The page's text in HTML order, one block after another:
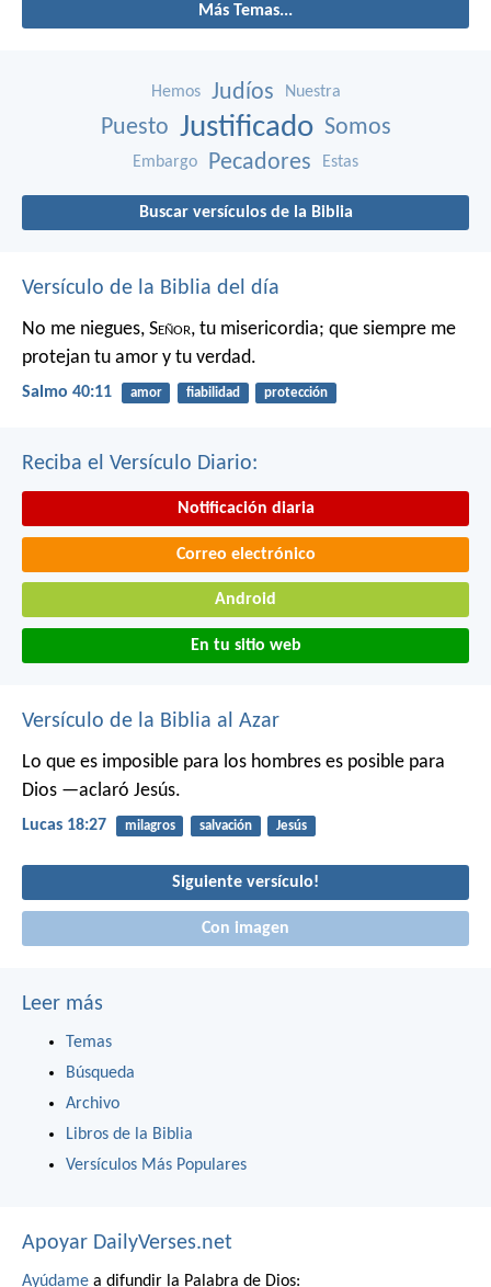
Más Temas...
Hemos Judíos Nuestra
Puesto Justificado Somos
Embargo Pecadores Estas
Buscar versículos de la Biblia
Versículo de la Biblia del día
No me niegues, Señor, tu misericordia; que siempre me
protejan tu amor y tu verdad.
Salmo 40:11 amor fiabilidad protección
Reciba el Versículo Diario:
Notificación diaria
Correo electrónico
Android
En tu sitio web
Versículo de la Biblia al Azar
Lo que es imposible para los hombres es posible para
Dios —aclaró Jesús.
Lucas 18:27 milagros salvación Jesús
Siguiente versículo!
Con imagen
Leer más
Temas
Búsqueda
Archivo
Libros de la Biblia
Versículos Más Populares
Apoyar DailyVerses.net
Ayúdame a difundir la Palabra de Dios: